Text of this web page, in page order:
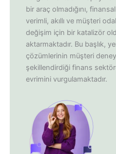
bir araç olmadığını,
verimli, akıllı ve müşteri
değişim için bir katalizör
aktarmaktadır. Bu başlık,
çözümlerinin müşteri
şekillendirdiği finans
evrimini vurgulamaktadır.